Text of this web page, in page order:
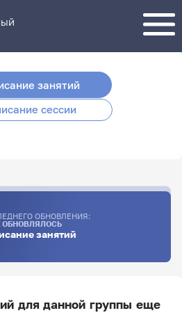
занятий
сессии
ОБНОВЛЕНИЯ:
ОБНОВЛЯЛОСЬ
занятий
для данной группы еще